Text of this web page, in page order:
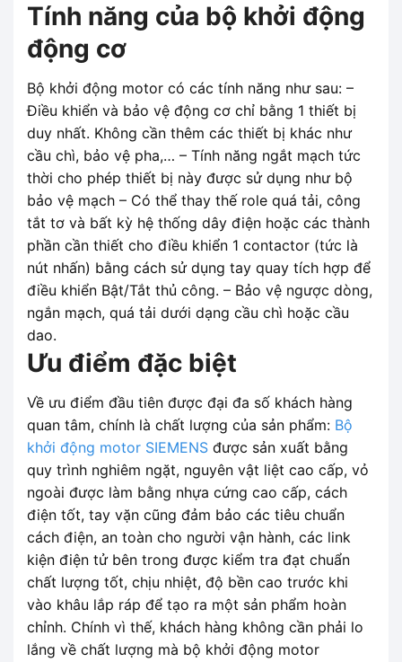
Tính năng của bộ khởi động
động cơ
Bộ khởi động motor có các tính năng như sau: –
Điều khiển và bảo vệ động cơ chỉ bằng 1 thiết bị
duy nhất. Không cần thêm các thiết bị khác như
cầu chì, bảo vệ pha,… – Tính năng ngắt mạch tức
thời cho phép thiết bị này được sử dụng như bộ
bảo vệ mạch – Có thể thay thế role quá tải, công
tắt tơ và bất kỳ hệ thống dây điện hoặc các thành
phần cần thiết cho điều khiển 1 contactor (tức là
nút nhấn) bằng cách sử dụng tay quay tích hợp để
điều khiển Bật/Tắt thủ công. – Bảo vệ ngược dòng,
ngắn mạch, quá tải dưới dạng cầu chì hoặc cầu
dao.
Ưu điểm đặc biệt
Về ưu điểm đầu tiên được đại đa số khách hàng
quan tâm, chính là chất lượng của sản phẩm: Bộ
khởi động motor SIEMENS được sản xuất bằng
quy trình nghiêm ngặt, nguyên vật liệt cao cấp, vỏ
ngoài được làm bằng nhựa cứng cao cấp, cách
điện tốt, tay vặn cũng đảm bảo các tiêu chuẩn
cách điện, an toàn cho người vận hành, các link
kiện điện tử bên trong được kiểm tra đạt chuẩn
chất lượng tốt, chịu nhiệt, độ bền cao trước khi
vào khâu lắp ráp để tạo ra một sản phẩm hoàn
chỉnh. Chính vì thế, khách hàng không cần phải lo
lắng về chất lượng mà bộ khởi động motor